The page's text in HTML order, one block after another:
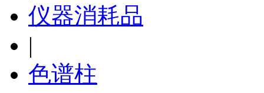
仪器消耗品
|
色谱柱